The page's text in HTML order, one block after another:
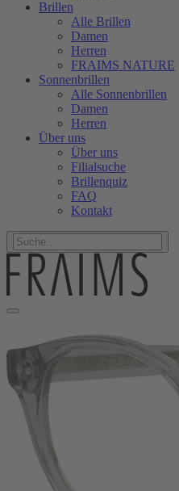
Brillen
Alle Brillen
Damen
Herren
FRAIMS NATURE
Sonnenbrillen
Alle Sonnenbrillen
Damen
Herren
Über uns
Über uns
Filialsuche
Brillenquiz
FAQ
Kontakt